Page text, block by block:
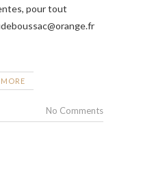
pour tout
No Comments